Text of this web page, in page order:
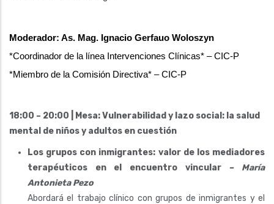
Moderador: As. Mag. Ignacio Gerfauo Woloszyn
*Coordinador de la línea Intervenciones Clínicas* – CIC-P
*Miembro de la Comisión Directiva* – CIC-P
18:00 – 20:00 | Mesa: Vulnerabilidad y lazo social: la salud
mental de niños y adultos en cuestión
Los grupos con inmigrantes: valor de los mediadores
terapéuticos en el encuentro vincular – María
Antonieta Pezo
Abordará el trabajo clínico con grupos de inmigrantes y el